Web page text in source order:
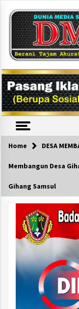
content
Home DESA
Membangun Desa
Gihang Samsul